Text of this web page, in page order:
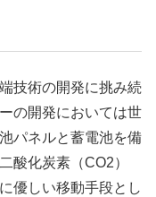
技術の開発に挑み続
の開発においては世
パネルと蓄電池を備
酸化炭素（CO2）
優しい移動手段とし